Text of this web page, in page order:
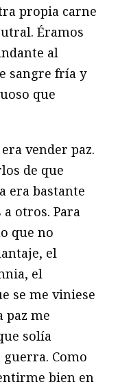
propia carne
Éramos
al
sangre fría y
que
vender paz.
de que
era bastante
otros. Para
que no
el
el
se me viniese
paz me
solía
Como
bien en